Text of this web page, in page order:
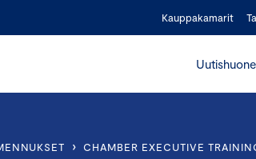
Kauppakamarit
Uutishuone
› CHAMBER EXECUTIVE